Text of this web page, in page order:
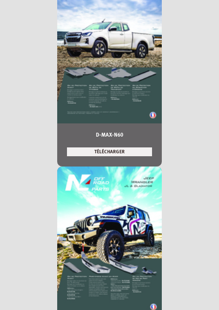
D-MAX-N60
TÉLÉCHARGER